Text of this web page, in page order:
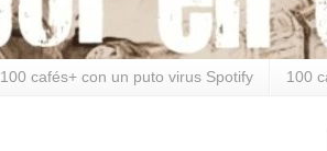
100 cafés+ con un puto virus Spotify 100